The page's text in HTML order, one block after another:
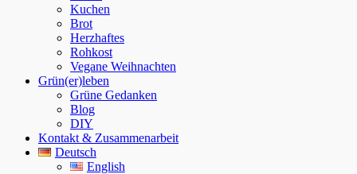
Kuchen
Brot
Herzhaftes
Rohkost
Vegane Weihnachten
Grün(er)leben
Grüne Gedanken
Blog
DIY
Kontakt & Zusammenarbeit
Deutsch
English